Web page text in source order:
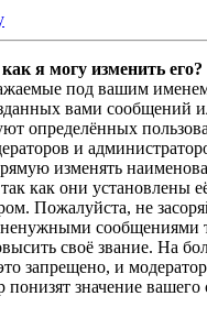
я могу изменить его?
под вашим
вами сообщений
определённых
и
изменять
как они установлены
Пожалуйста, не
сообщениями
своё звание. На
запрещено, и
понизят значение вашего